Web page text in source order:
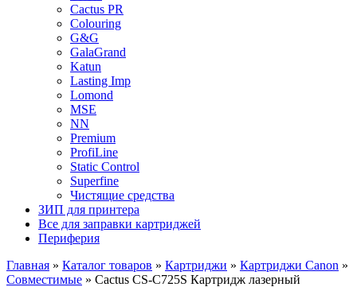
Cactus PR
Colouring
G&G
GalaGrand
Katun
Lasting Imp
Lomond
MSE
NN
Premium
ProfiLine
Static Control
Superfine
Чистящие средства
ЗИП для принтера
Все для заправки картриджей
Периферия
Главная » Каталог товаров » Картриджи » Картриджи Canon »
Совместимые » Cactus CS-C725S Картридж лазерный